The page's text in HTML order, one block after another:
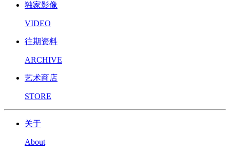
独家影像
VIDEO
往期资料
ARCHIVE
艺术商店
STORE
关于
About